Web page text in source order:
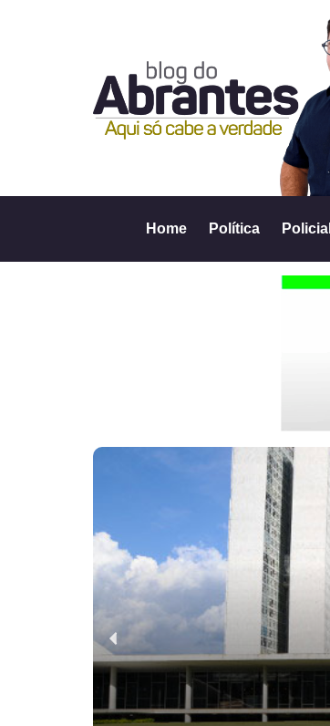
Home Política Policial